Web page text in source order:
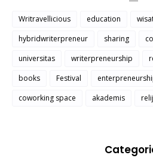
Writravellicious education
hybridwriterpreneur
sharing
universitas
writerpreneurship
books
Festival
coworking space
akademis